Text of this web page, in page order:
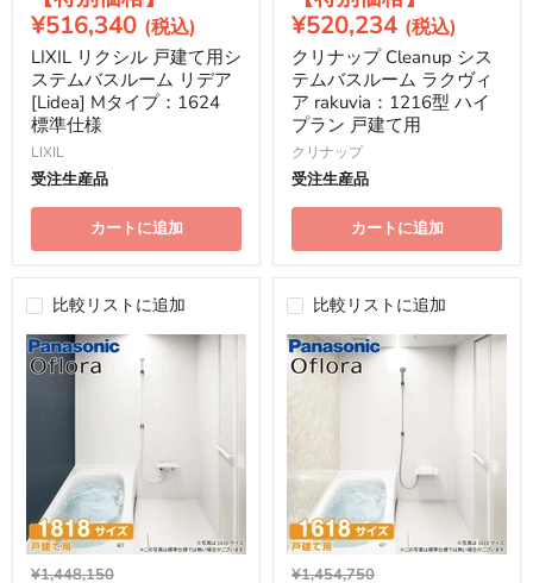
価
格
在
の
価
格
¥516,340
LIXIL リクシル 戸建て用シ
ステムバスルーム リデア
[Lidea] Mタイプ：1624
標準仕様
LIXIL
受注生産品
カートに追加
価
格
在
の
価
格
¥520,234
クリナップ Cleanup シス
テムバスルーム ラクヴィ
ア rakuvia：1216型 ハイ
プラン 戸建て用
クリナップ
受注生産品
カートに追加
比較リストに追加
元
¥1,448,150
比較リストに追加
元
¥1,454,750